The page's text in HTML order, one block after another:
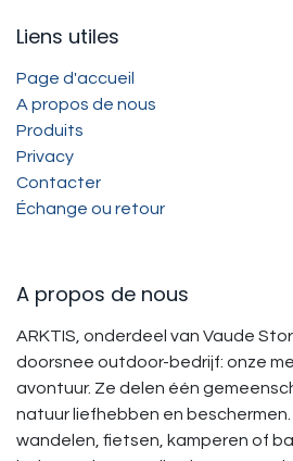
Liens utiles
Page d'accueil
A propos de nous
Produits
Privacy
Contacter
Échange ou retour
A propos de nous
ARKTIS, onderdeel van Vaude
doorsnee outdoor-bedrijf: onze
avontuur. Ze delen één
natuur liefhebben en
wandelen, fietsen, kamperen of